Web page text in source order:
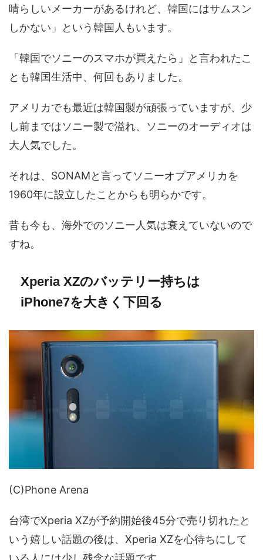
晴らしいメーカーがあるけれど、韓国にはサムスン
しかない」という韓国人もいます。
「韓国でソニーのスマホが買えたら」と言われたこ
とも韓国生活中、何回もありました。
アメリカでも最近は韓国製が頑張っていますが、少
し前まではソニー製で溢れ、ソニーのオーディオは
大人気でした。
それは、SONAMと言ってソニーオブアメリカを
1960年に設立したことからも明らかです。
昔も今も、海外でのソニー人気は衰えていないので
すね。
Xperia XZのバッテリー持ちは
iPhone7を大きく下回る
(C)Phone Arena
台湾でXperia XZが予約開始後45分で売り切れたと
いう嬉しい話題の後は、Xperia XZを心待ちにして